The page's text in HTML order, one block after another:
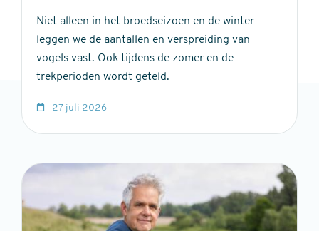
Niet alleen in het broedseizoen en de winter
leggen we de aantallen en verspreiding van
vogels vast. Ook tijdens de zomer en de
trekperioden wordt geteld.
27 juli 2026